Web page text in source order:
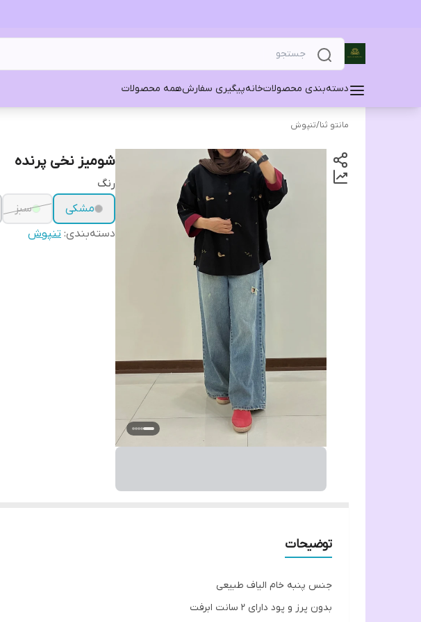
دسته‌بندی محصولاتخانهپیگیری سفارشهمه محصولات
مانتو ثنا/تنپوش
شومیز نخی پرنده
رنگ
مشکی
سبز
دسته‌بندی: تنپوش
توضیحات
جنس پنبه خام الیاف طبیعی
بدون پرز و پود دارای ۲ سانت ابرفت